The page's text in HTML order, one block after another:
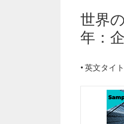
世界
年：
• 英文タイ